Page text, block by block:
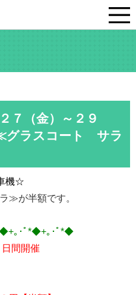
７（金）～２９
≪グラスコート サラ
機☆
≫が半額です。
｡･ﾟ*◆+｡･ﾟ*◆
間開催